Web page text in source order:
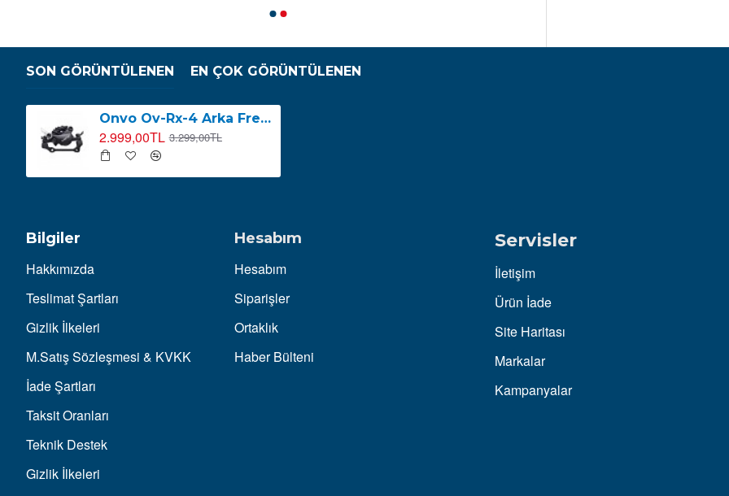
SON GÖRÜNTÜLENEN EN ÇOK GÖRÜNTÜLENEN
Onvo Ov-Rx-4 Arka Fren Kaliperi NUTT
2.999,00TL 3.299,00TL
Bilgiler
Hakkımızda
Teslimat Şartları
Gizlik İlkeleri
M.Satış Sözleşmesi & KVKK
İade Şartları
Taksit Oranları
Teknik Destek
Gizlik İlkeleri
Hesabım
Hesabım
Siparişler
Ortaklık
Haber Bülteni
Servisler
İletişim
Ürün İade
Site Haritası
Markalar
Kampanyalar